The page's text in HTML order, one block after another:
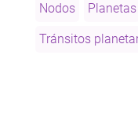
Nodos Planetas
Tránsitos